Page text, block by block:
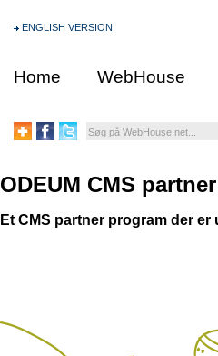
ENGLISH VERSION
Home WebHouse
ODEUM CMS
Et CMS partner program der